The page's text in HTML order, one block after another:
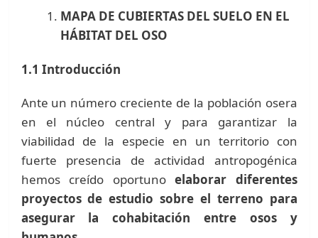
MAPA DE CUBIERTAS DEL SUELO EN EL
HÁBITAT DEL OSO
1.1 Introducción
Ante un número creciente de la población osera
en el núcleo central y para garantizar la
viabilidad de la especie en un territorio con
fuerte presencia de actividad antropogénica
hemos creído oportuno elaborar diferentes
proyectos de estudio sobre el terreno para
asegurar la cohabitación entre osos y